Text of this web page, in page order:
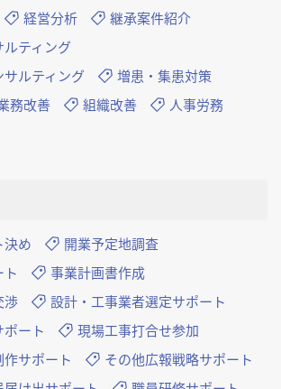
経営分析
継承案件紹介
ティング
ルティング
増患・集患対策
務改善 組織改善
人事労務
決め
開業予定地調査
事業計画書作成
渉
設計・工事業者選定サポート
ート
現場工事打合せ参加
サポート
その他広報戦略サポート